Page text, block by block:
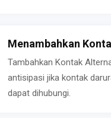
Menambahkan
Tambahkan Kontak
antisipasi jika kontak
dapat dihubungi.